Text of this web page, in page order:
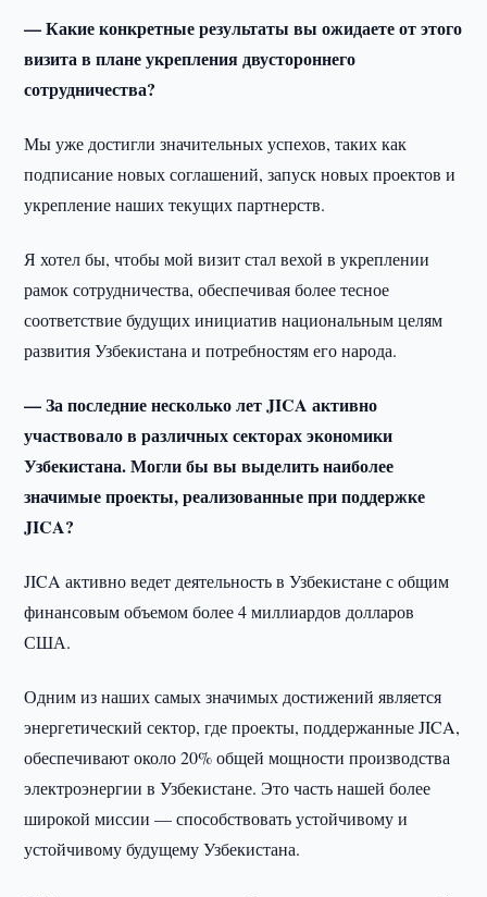
— Какие конкретные результаты вы ожидаете от этого
визита в плане укрепления двустороннего
сотрудничества?
Мы уже достигли значительных успехов, таких как
подписание новых соглашений, запуск новых проектов и
укрепление наших текущих партнерств.
Я хотел бы, чтобы мой визит стал вехой в укреплении
рамок сотрудничества, обеспечивая более тесное
соответствие будущих инициатив национальным целям
развития Узбекистана и потребностям его народа.
— За последние несколько лет JICA активно
участвовало в различных секторах экономики
Узбекистана. Могли бы вы выделить наиболее
значимые проекты, реализованные при поддержке
JICA?
JICA активно ведет деятельность в Узбекистане с общим
финансовым объемом более 4 миллиардов долларов
США.
Одним из наших самых значимых достижений является
энергетический сектор, где проекты, поддержанные JICA,
обеспечивают около 20% общей мощности производства
электроэнергии в Узбекистане. Это часть нашей более
широкой миссии — способствовать устойчивому и
устойчивому будущему Узбекистана.